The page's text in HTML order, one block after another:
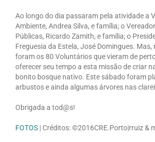
Ao longo do dia passaram pela atividade a
Ambiente, Andrea Silva, e família; o
Públicas, Ricardo Zamith, e família; o
Freguesia da Estela, José Domingues.
foram os 80 Voluntários que vieram de
oferecer seu tempo a esta missão de criar
bonito bosque nativo. Este sábado foram
arbustos e ainda algumas árvores nas
Obrigada a tod@s!
FOTOS | Créditos: ©2016CRE.Porto|rruiz &